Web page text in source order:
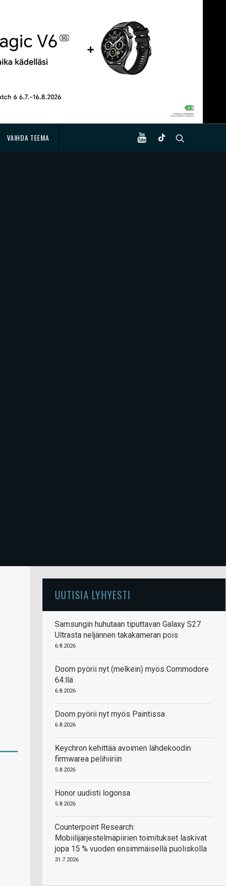
VAIHDA TEEMA
UUTISIA LYHYESTI
Samsungin huhutaan tiputtavan Galaxy S27
Ultrasta neljännen takakameran pois
6.8.2026
Doom pyörii nyt (melkein) myös Commodore
64:llä
6.8.2026
Doom pyörii nyt myös Paintissa
6.8.2026
Keychron kehittää avoimen lähdekoodin
firmwarea pelihiiriin
5.8.2026
Honor uudisti logonsa
5.8.2026
Counterpoint Research:
Mobiilijärjestelmäpiirien toimitukset laskivat
jopa 15 % vuoden ensimmäisellä puoliskolla
31.7.2026